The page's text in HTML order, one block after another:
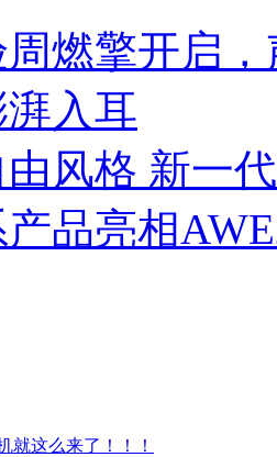
周燃擎开启
入耳
风格 新一
品亮相
就这么来了！！！